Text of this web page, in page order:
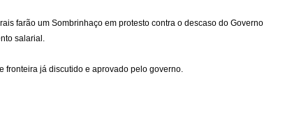
farão um Sombrinhaço em protesto contra o descaso do Governo
salarial.
fronteira já discutido e aprovado pelo governo.